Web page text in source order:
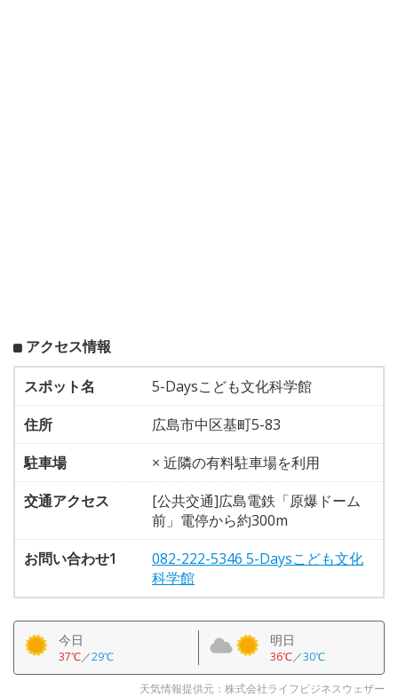
アクセス情報
スポット名
5-Daysこども文化科学館
住所
広島市中区基町5-83
駐車場
× 近隣の有料駐車場を利用
交通アクセス
[公共交通]広島電鉄「原爆ドーム
前」電停から約300m
お問い合わせ1
082-222-5346 5-Daysこども文化
科学館
今日
37℃／29℃
明日
36℃／30℃
天気情報提供元：株式会社ライフビジネスウェザー